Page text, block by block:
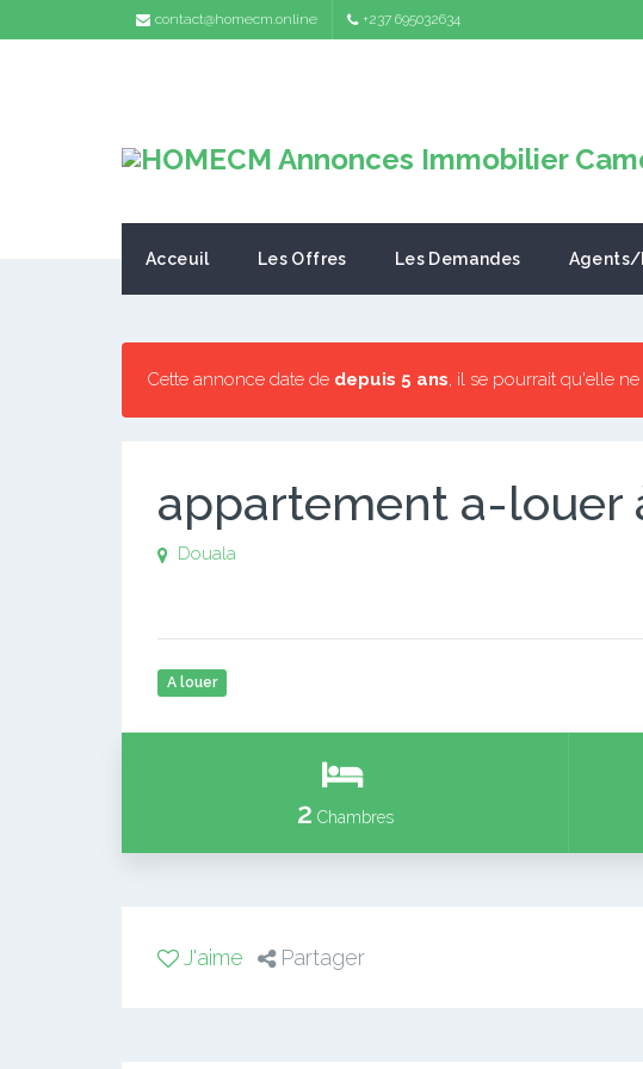
contact@homecm.online +237 695032634
Acceuil Les Offres Les Demandes Agents/
Cette annonce date de depuis 5 ans, il se pourrait qu'elle
appartement a-louer
Douala
A louer
2 Chambres
J'aime Partager